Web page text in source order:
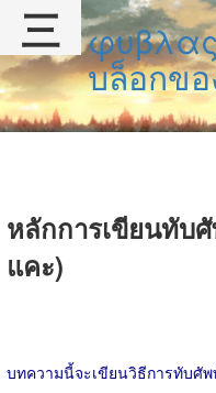
บล็อกขอ
หลักการเขียนทับ
แคะ)
บทความนี้จะเขียนวิธีการทับศั
三